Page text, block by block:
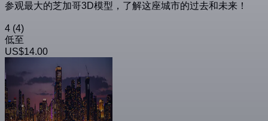
参观最大的芝加哥3D模型，了解这座城市的过去和未来！
4 (4)
低至
US$14.00